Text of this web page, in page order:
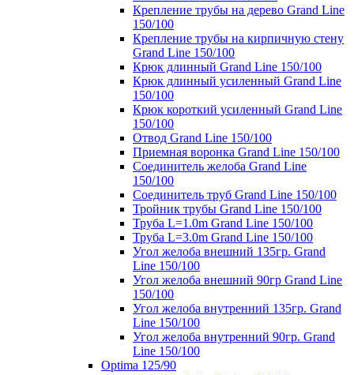
Крепление трубы на дерево Grand Line
150/100
Крепление трубы на кирпичную стену
Grand Line 150/100
Крюк длинный Grand Line 150/100
Крюк длинный усиленный Grand Line
150/100
Крюк короткий усиленный Grand Line
150/100
Отвод Grand Line 150/100
Приемная воронка Grand Line 150/100
Соединитель желоба Grand Line
150/100
Соединитель труб Grand Line 150/100
Тройник трубы Grand Line 150/100
Труба L=1.0m Grand Line 150/100
Труба L=3.0m Grand Line 150/100
Угол желоба внешний 135гр. Grand
Line 150/100
Угол желоба внешний 90гр Grand Line
150/100
Угол желоба внутренний 135гр. Grand
Line 150/100
Угол желоба внутренний 90гр. Grand
Line 150/100
Optima 125/90